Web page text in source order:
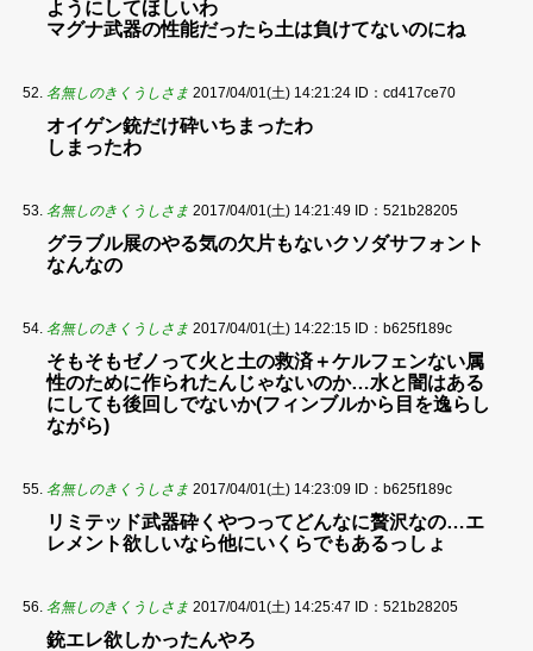
ようにしてほしいわ
マグナ武器の性能だったら土は負けてないのにね
名無しのきくうしさま 2017/04/01(土) 14:21:24 ID：cd417ce70
オイゲン銃だけ砕いちまったわ
しまったわ
名無しのきくうしさま 2017/04/01(土) 14:21:49 ID：521b28205
グラブル展のやる気の欠片もないクソダサフォント
なんなの
名無しのきくうしさま 2017/04/01(土) 14:22:15 ID：b625f189c
そもそもゼノって火と土の救済＋ケルフェンない属
性のために作られたんじゃないのか…水と闇はある
にしても後回しでないか(フィンブルから目を逸らし
ながら)
名無しのきくうしさま 2017/04/01(土) 14:23:09 ID：b625f189c
リミテッド武器砕くやつってどんなに贅沢なの…エ
レメント欲しいなら他にいくらでもあるっしょ
名無しのきくうしさま 2017/04/01(土) 14:25:47 ID：521b28205
銃エレ欲しかったんやろ